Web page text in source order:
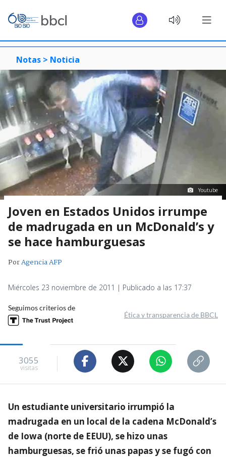
Notas > Noticia
Youtube
Joven en Estados Unidos irrumpe
de madrugada en un McDonald’s y
se hace hamburguesas
PorAgencia AFP
Miércoles 23 noviembre de 2011 | Publicado a las 17:37
Seguimos criterios de
Ética y transparencia de BBCL
3055
visitas
Un estudiante universitario irrumpió la
madrugada en un local de la cadena McDonald’s
de Iowa (norte de EEUU), se hizo unas
hamburguesas, se frió unas papas y se fugó con